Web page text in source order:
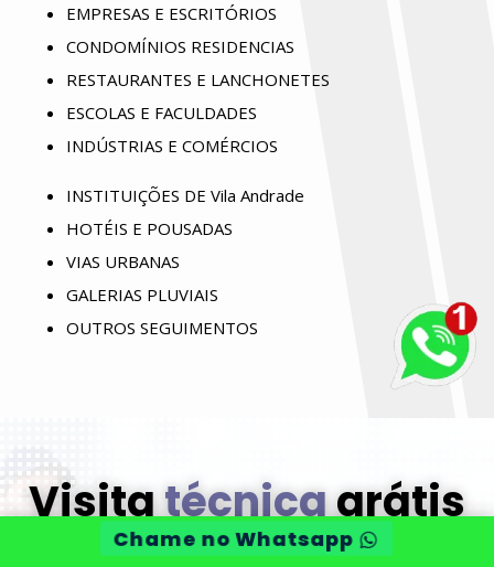
EMPRESAS E ESCRITÓRIOS
CONDOMÍNIOS RESIDENCIAS
RESTAURANTES E LANCHONETES
ESCOLAS E FACULDADES
INDÚSTRIAS E COMÉRCIOS
INSTITUIÇÕES DE Vila Andrade
HOTÉIS E POUSADAS
VIAS URBANAS
GALERIAS PLUVIAIS
OUTROS SEGUIMENTOS
Visitatécnicagrátis
O técnico irá fazer orçamento gratuito e
Chame no Whatsapp